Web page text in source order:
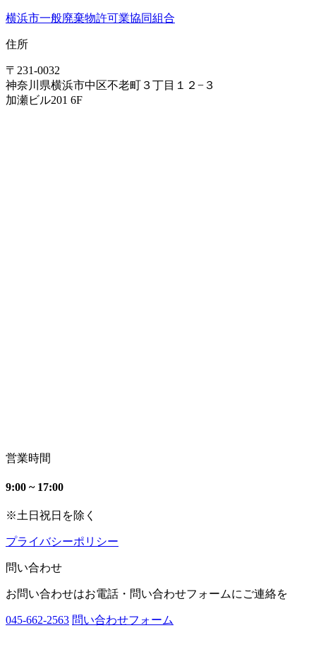
横浜市一般廃棄物許可業協同組合
住所
〒231-0032
神奈川県横浜市中区不老町３丁目１２−３
加瀬ビル201 6F
営業時間
9:00 ~ 17:00
※土日祝日を除く
プライバシーポリシー
問い合わせ
お問い合わせはお電話・問い合わせフォームにご連絡を
045-662-2563 問い合わせフォーム